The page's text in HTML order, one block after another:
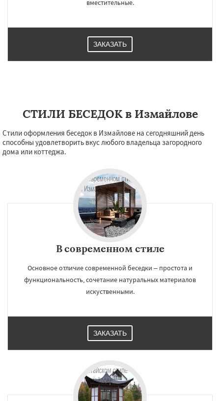
вместительные.
ЗАКАЗАТЬ
СТИЛИ БЕСЕДОК в Измайлове
Стили оформления беседок в Измайлове на сегодняшний день
способны удовлетворить вкус любого владельца загородного
дома или коттеджа.
В современном стиле
Основное отличие современной беседки – простота и
функциональность, сочетание натуральных материалов
искуственными.
ЗАКАЗАТЬ